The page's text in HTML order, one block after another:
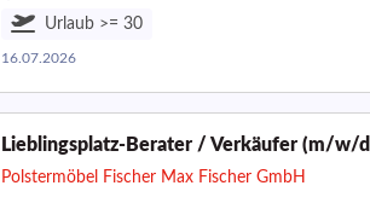
Urlaub >= 30
16.07.2026
Lieblingsplatz-Berater / Verkäufer (m/w/
Polstermöbel Fischer Max Fischer GmbH